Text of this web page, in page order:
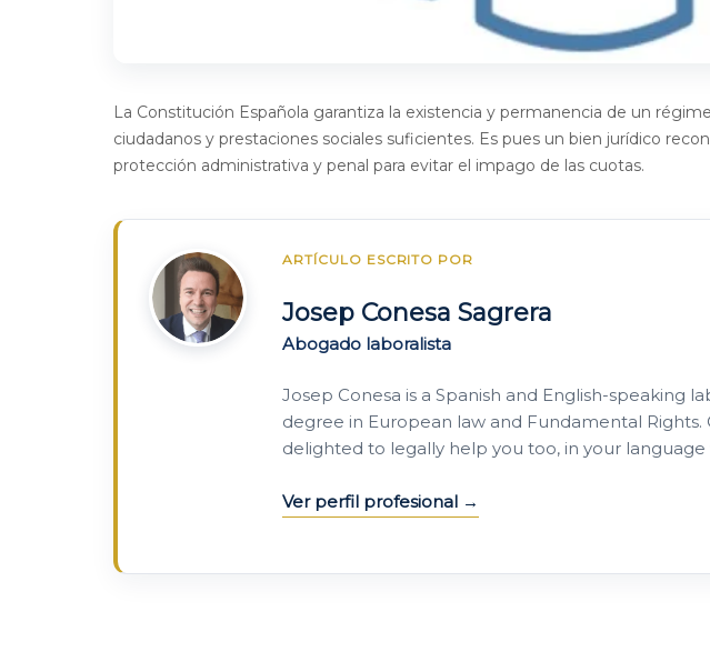
La Constitución Española garantiza la existencia y permanencia de un
ciudadanos y prestaciones sociales suficientes. Es pues un bien jurídico
protección administrativa y penal para evitar el impago de las cuotas.
ARTÍCULO ESCRITO POR
Josep Conesa Sagrera
Abogado laboralista
Josep Conesa is a Spanish and English-speaking
degree in European law and Fundamental Rights.
delighted to legally help you too, in your
Ver perfil profesional